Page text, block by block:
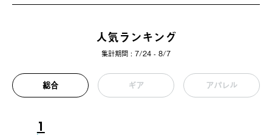
人気ランキング
集計期間 : 7/24 - 8/7
総合 ギア アパレル
1